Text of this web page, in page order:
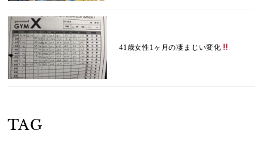
41歳女性1ヶ月の凄まじい変化
TAG